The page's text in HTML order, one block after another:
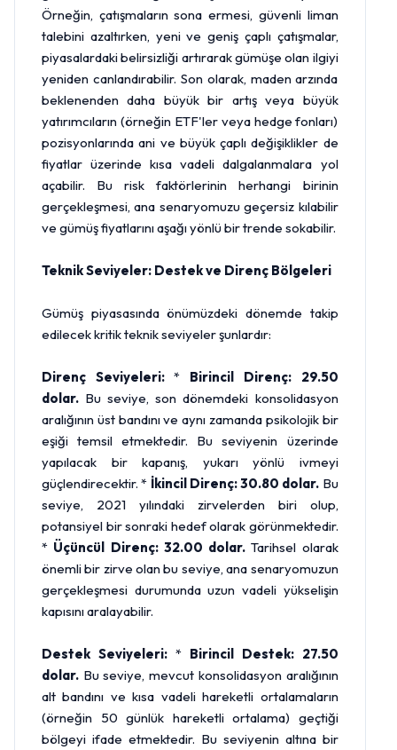
Örneğin, çatışmaların sona ermesi, güvenli liman
talebini azaltırken, yeni ve geniş çaplı çatışmalar,
piyasalardaki belirsizliği artırarak gümüşe olan ilgiyi
yeniden canlandırabilir. Son olarak, maden arzında
beklenenden daha büyük bir artış veya büyük
yatırımcıların (örneğin ETF'ler veya hedge fonları)
pozisyonlarında ani ve büyük çaplı değişiklikler de
fiyatlar üzerinde kısa vadeli dalgalanmalara yol
açabilir. Bu risk faktörlerinin herhangi birinin
gerçekleşmesi, ana senaryomuzu geçersiz kılabilir
ve gümüş fiyatlarını aşağı yönlü bir trende sokabilir.
Teknik Seviyeler: Destek ve Direnç Bölgeleri
Gümüş piyasasında önümüzdeki dönemde takip
edilecek kritik teknik seviyeler şunlardır:
Direnç Seviyeleri:* Birincil Direnç: 29.50
dolar. Bu seviye, son dönemdeki konsolidasyon
aralığının üst bandını ve aynı zamanda psikolojik bir
eşiği temsil etmektedir. Bu seviyenin üzerinde
yapılacak bir kapanış, yukarı yönlü ivmeyi
güçlendirecektir. * İkincil Direnç: 30.80 dolar. Bu
seviye, 2021 yılındaki zirvelerden biri olup,
potansiyel bir sonraki hedef olarak görünmektedir.
* Üçüncül Direnç: 32.00 dolar. Tarihsel olarak
önemli bir zirve olan bu seviye, ana senaryomuzun
gerçekleşmesi durumunda uzun vadeli yükselişin
kapısını aralayabilir.
Destek Seviyeleri:* Birincil Destek: 27.50
dolar. Bu seviye, mevcut konsolidasyon aralığının
alt bandını ve kısa vadeli hareketli ortalamaların
(örneğin 50 günlük hareketli ortalama) geçtiği
bölgeyi ifade etmektedir. Bu seviyenin altına bir